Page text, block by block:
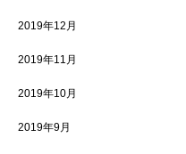
2019年12月
2019年11月
2019年10月
2019年9月